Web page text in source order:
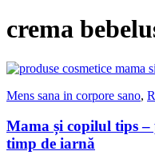
crema
Mens sana in corpore sano,
Mama și copilul tips
timp de iarnă